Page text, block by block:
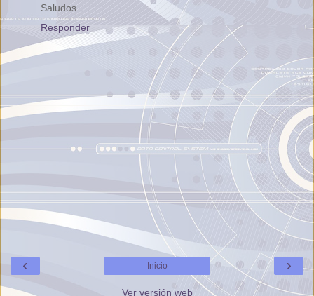
Saludos.
Responder
‹ ›
Inicio
Ver versión web